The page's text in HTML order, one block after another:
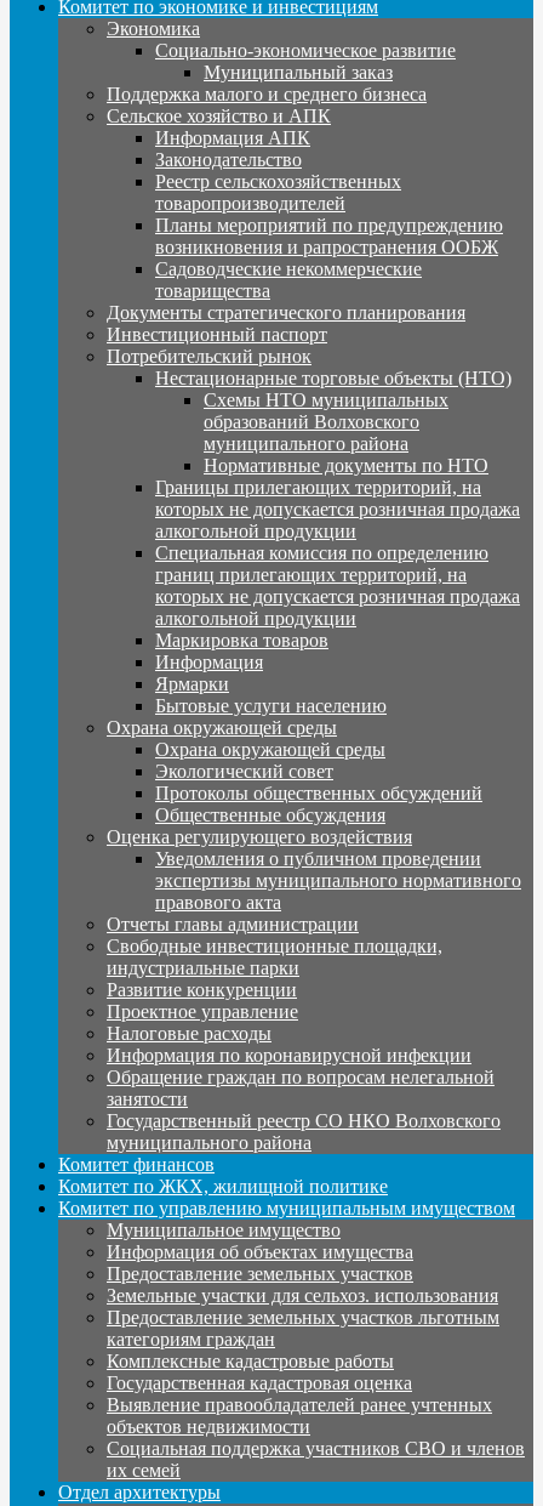
Комитет по экономике и инвестициям
Экономика
Социально-экономическое развитие
Муниципальный заказ
Поддержка малого и среднего бизнеса
Сельское хозяйство и АПК
Информация АПК
Законодательство
Реестр сельскохозяйственных
товаропроизводителей
Планы мероприятий по предупреждению
возникновения и рапространения ООБЖ
Садоводческие некоммерческие
товарищества
Документы стратегического планирования
Инвестиционный паспорт
Потребительский рынок
Нестационарные торговые объекты (НТО)
Схемы НТО муниципальных
образований Волховского
муниципального района
Нормативные документы по НТО
Границы прилегающих территорий, на
которых не допускается розничная продажа
алкогольной продукции
Специальная комиссия по определению
границ прилегающих территорий, на
которых не допускается розничная продажа
алкогольной продукции
Маркировка товаров
Информация
Ярмарки
Бытовые услуги населению
Охрана окружающей среды
Охрана окружающей среды
Экологический совет
Протоколы общественных обсуждений
Общественные обсуждения
Оценка регулирующего воздействия
Уведомления о публичном проведении
экспертизы муниципального нормативного
правового акта
Отчеты главы администрации
Свободные инвестиционные площадки,
индустриальные парки
Развитие конкуренции
Проектное управление
Налоговые расходы
Информация по коронавирусной инфекции
Обращение граждан по вопросам нелегальной
занятости
Государственный реестр СО НКО Волховского
муниципального района
Комитет финансов
Комитет по ЖКХ, жилищной политике
Комитет по управлению муниципальным имуществом
Муниципальное имущество
Информация об объектах имущества
Предоставление земельных участков
Земельные участки для сельхоз. использования
Предоставление земельных участков льготным
категориям граждан
Комплексные кадастровые работы
Государственная кадастровая оценка
Выявление правообладателей ранее учтенных
объектов недвижимости
Социальная поддержка участников СВО и членов
их семей
Отдел архитектуры